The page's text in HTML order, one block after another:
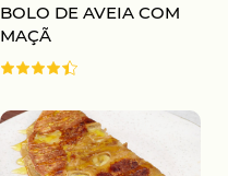
BOLO DE AVEIA COM
MAÇÃ